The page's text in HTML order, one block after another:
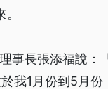
事長張添福說
我1月份到5月